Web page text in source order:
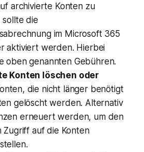
archivierte Konten zu
sollte die
im Microsoft 365
aktiviert werden. Hierbei
oben genannten Gebühren.
Konten löschen oder
die nicht länger benötigt
gelöscht werden. Alternativ
erneuert werden, um den
Zugriff auf die Konten